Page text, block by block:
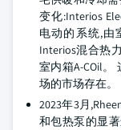
变化:Interios
电动的系统,由
Interios混合热
室内箱A-COil
场的市场存在。
2023年3月
和包热泵的显